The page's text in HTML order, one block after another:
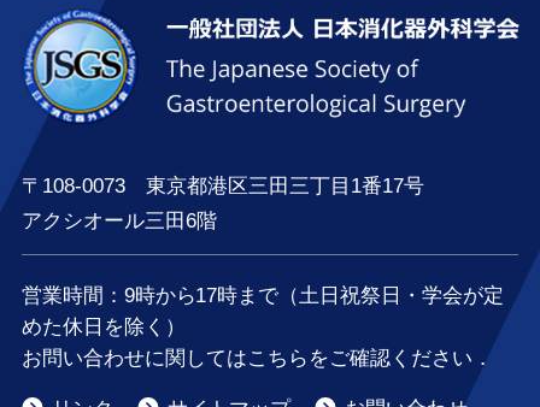
〒108-0073 東京都港区三田三丁目1番17号
アクシオール三田6階
営業時間：9時から17時まで（土日祝祭日・学会が定
めた休日を除く）
お問い合わせに関してはこちらをご確認ください．